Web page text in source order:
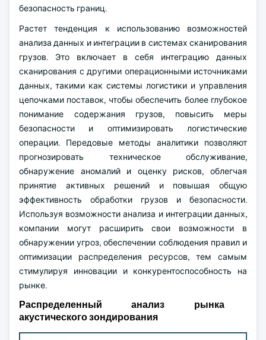
безопасность границ.
Растет тенденция к использованию возможностей
анализа данных и интеграции в системах сканирования
грузов. Это включает в себя интеграцию данных
сканирования с другими операционными источниками
данных, такими как системы логистики и управления
цепочками поставок, чтобы обеспечить более глубокое
понимание содержания грузов, повысить меры
безопасности и оптимизировать логистические
операции. Передовые методы аналитики позволяют
прогнозировать техническое обслуживание,
обнаружение аномалий и оценку рисков, облегчая
принятие активных решений и повышая общую
эффективность обработки грузов и безопасности.
Используя возможности анализа и интеграции данных,
компании могут расширить свои возможности в
обнаружении угроз, обеспечении соблюдения правил и
оптимизации распределения ресурсов, тем самым
стимулируя инновации и конкурентоспособность на
рынке.
Распределенный анализ рынка
акустического зондирования